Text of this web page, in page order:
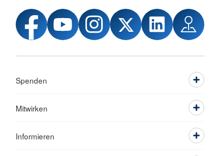
Spenden
Mitwirken
Informieren